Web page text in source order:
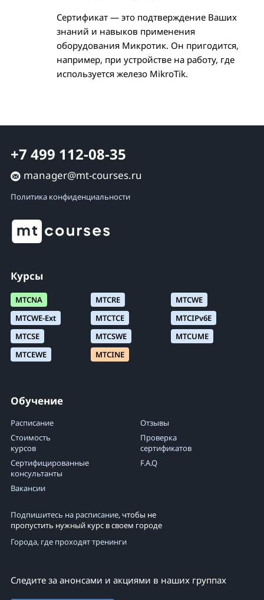
Сертификат — это подтверждение Ваших
знаний и навыков применения
оборудования Микротик. Он пригодится,
например, при устройстве на работу, где
используется железо MikroTik.
+7 499 112-08-35
manager@mt-courses.ru
Политика конфиденциальности
Курсы
MTCNA MTCRE
MTCWE
MTCWE-Ext
MTCTCE
MTCIPv6E
MTCSE
MTCSWE
MTCUME
MTCEWE
MTCINE
Обучение
Расписание
Отзывы
Стоимость
курсов
Проверка
сертификатов
Сертифицированные
консультанты
F.A.Q
Вакансии
Подпишитесь на расписание, чтобы не
пропустить нужный курс в своем городе
Города, где проходят тренинги
Следите за анонсами и акциями в наших группах